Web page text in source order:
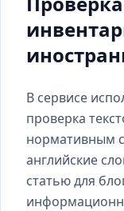
В сервисе
проверка
нормативным
английские
статью для